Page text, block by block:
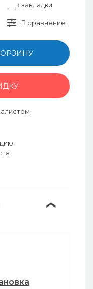
В закладки
В сравнение
❯